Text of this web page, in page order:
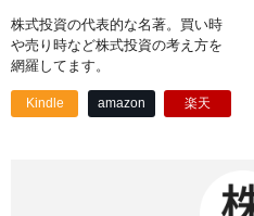
株式投資の代表的な名著。買い時
や売り時など株式投資の考え方を
網羅してます。
Kindle amazon 楽天